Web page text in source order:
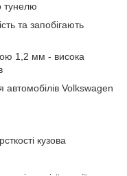
тунелю
та запобігають
1,2 мм - висока
автомобілів Volkswagen
кузова